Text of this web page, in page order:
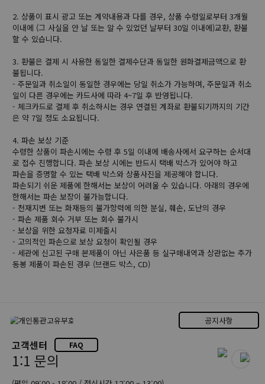
2. 상품이 표시 광고 또는 계약내용과 다를 경우, 상품 수령일로부터 3개월
이내에 (그 사실을 안 날 또는 알 수 있었던 날부터 30일 이내에)교환, 환불
할 수 있습니다.
3. 환불은 결제 시 사용한 동일한 결제수단과 동일한 원화결제금액으로 환
불됩니다.
- 주문일과 취소일이 동일한 경우에는 당일 취소가 가능하며, 주문일과 취소
일이 다른 경우에는 카드사에 따라 4~7일 후 반영됩니다.
- 체크카드로 결제 후 취소하시는 경우 연결된 계좌로 환불되기까지의 기간
은 약 7일 정도 소요됩니다.
4. 파손 보상 기준
수령한 상품이 파손시에는 수령 후 5일 이내에 배송사에서 요구하는 순서대
로 접수 진행합니다. 파손 보상 시에는 반드시 택배 박스가 있어야 하고
파손을 증명할 수 있는 택배 박스와 상품사진을 제공해야 합니다.
파손되기 쉬운 제품에 한해서는 보상이 어려울 수 있습니다. 아래의 경우에
한해서는 파손 보장이 불가능합니다.
- 천재지변 또는 화재등의 불가항력에 의한 분실, 훼손, 도난의 경우
- 파손 제품 회수 거부 또는 회수 불가시
- 보상을 위한 요청자료 미제출시
- 고의적인 파손으로 보상 요청이 확인될 경우
- 세관에 신고된 구매 본제품이 아닌 사은품 등 실구매내역과 상관없는 추가
동봉 제품이 파손된 경우 (브랜드 박스, CD)
공지사항
고객센터 FAQ
1:1 문의